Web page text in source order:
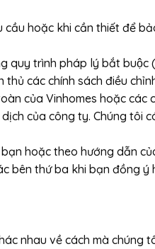
hoặc khi cần thiết để
quy trình pháp lý bắt
thủ các chính sách điều
của Vinhomes hoặc
của công ty. Chúng
hoặc theo hướng dẫn
bên thứ ba khi bạn đồng ý
nhau về cách mà